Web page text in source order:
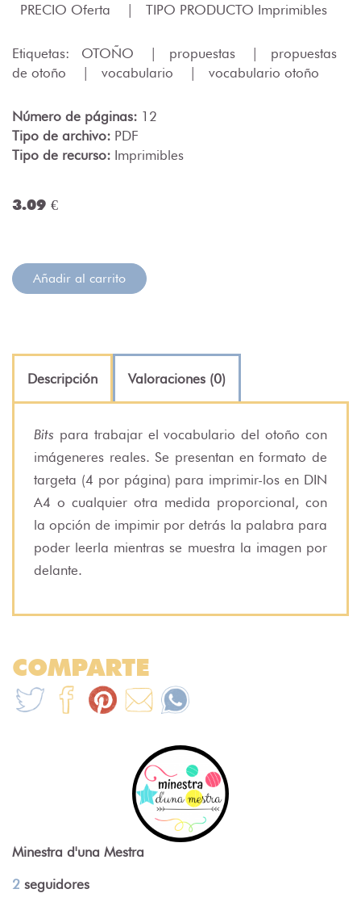
PRECIO Oferta
| TIPO PRODUCTO Imprimibles
Etiquetas: OTOÑO | propuestas |
propuestas
de otoño
| vocabulario | vocabulario otoño
Número de páginas: 12
Tipo de archivo: PDF
Tipo de recurso: Imprimibles
3.09 €
Añadir al carrito
Descripción Valoraciones (0)
Bits para trabajar el vocabulario del otoño con
imágeneres reales. Se presentan en formato de
targeta (4 por página) para imprimir-los en DIN
A4 o cualquier otra medida proporcional, con
la opción de impimir por detrás la palabra para
poder leerla mientras se muestra la imagen por
delante.
COMPARTE
Minestra d'una Mestra
2 seguidores